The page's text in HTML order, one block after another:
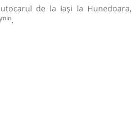
de la Iași la Hunedoara,
min.